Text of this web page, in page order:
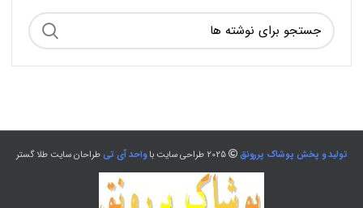
تولید و پخش پوشاک پررونق 2025 طراحی سایت با واحد آی تیطراحان سایت طلا گستر